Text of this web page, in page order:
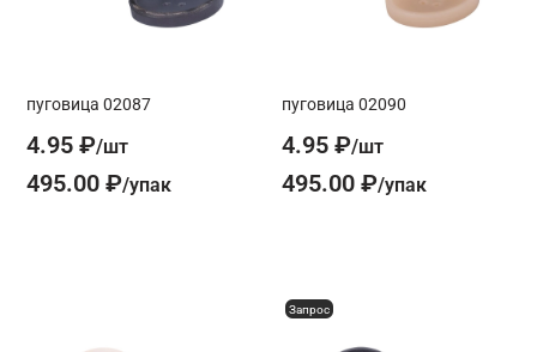
пуговица 02087
4.95 ₽
495.00 ₽
пуговица 02090
4.95 ₽
495.00 ₽
Запрос